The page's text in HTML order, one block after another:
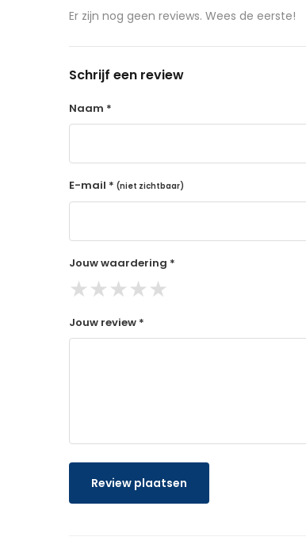
aangeschafte product terug naar de
14 dagen retourtermijn
Binnen 14 dagen een terugbetaling
De terugbetaling wordt gedaan via
Er zijn nog geen reviews. Wees de eerste!
Schrijf een review
Naam *
E-mail * (niet zichtbaar)
Jouw waardering *
★★★★★
Jouw review *
Review plaatsen